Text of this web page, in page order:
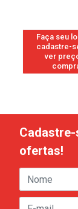
Faça seu
cadastre-
ver
ofertas!